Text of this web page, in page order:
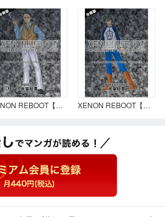
XENON REBOOT【分冊版】 Chapter1.STRANGERS When We Meet③ XENON REBOOT【分冊版】 Chapter1.STRANGERS When We Meet⑤